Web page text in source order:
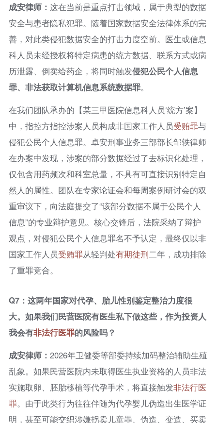
成安律师： 这在当前是重点打击领域，属于典型的数据
安全与患者隐私犯罪。随着国家数据安全法律体系的完
善，对此类侵犯数据安全的打击力度空前。医生或信息
科人员未经授权将特定病患的统方数据、联系方式或病
历泄露、倒卖给药企，将同时触发侵犯公民个人信息
罪、非法获取计算机信息系统数据罪。
在我们团队承办的【某三甲医院信息科人员‘统方’案】
中，指控方指控涉案人员构成非国家工作人员受贿罪与
侵犯公民个人信息罪。卓安刑事业务三部部长邹轶律师
在办案中发现，涉案的部分数据经过了去标识化处理，
仅包含用药频次和科室总量，不具有可直接识别特定自
然人的属性。团队在专家论证会和每周案例研讨会的双
重审议下，向法庭提交了“该部分数据不属于公民个人
信息”的专业辩护意见。核心交锋后，法院采纳了辩护
观点，对侵犯公民个人信息罪名不予认定，最终仅以非
国家工作人员受贿罪从轻判处有期徒刑二年，成功排除
了重罪竞合。
Q7：这两年国家对代孕、胎儿性别鉴定整治力度很
大。如果我们民营医院有医生私下做这些，作为投资人
我会有非法行医罪的风险吗？
成安律师： 2026年卫健委等部委持续加码整治辅助生殖
乱象。如果民营医院内未取得医生执业资格的人员非法
实施取卵、胚胎移植等代孕手术，将直接触发非法行医
罪。由于此类行为往往伴随为代孕婴儿伪造出生医学证
明，甚至可能交织涉嫌拐卖儿童罪、伪造、变造、买卖